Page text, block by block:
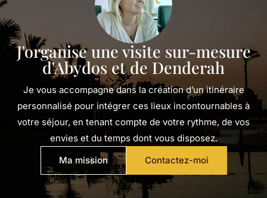
J'organise une visite sur-mesure
d'Abydos et de Denderah
Je vous accompagne dans la création d’un itinéraire
personnalisé pour intégrer ces lieux incontournables à
votre séjour, en tenant compte de votre rythme, de vos
envies et du temps dont vous disposez.
Ma mission
Contactez-moi